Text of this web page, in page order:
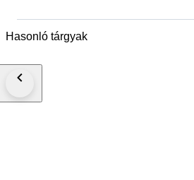
Qualche piccoli graffio facilmente eliminabile
con decisione, ha una frenata poderosa, un suono grintoso ma "educato",
con prestazioni più modeste I piccoli dettagli che vedete nelle foto
attrezzi, i libretti di uso e manutenzione e
Hasonló tárgyak